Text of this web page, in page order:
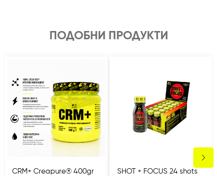
ПОДОБНИ ПРОДУКТИ
CRM+ Creapure® 400gr SHOT + FOCUS 24 shots